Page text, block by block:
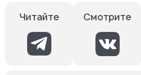
Читайте Смотрите